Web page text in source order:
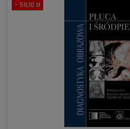
- 59,10 zł